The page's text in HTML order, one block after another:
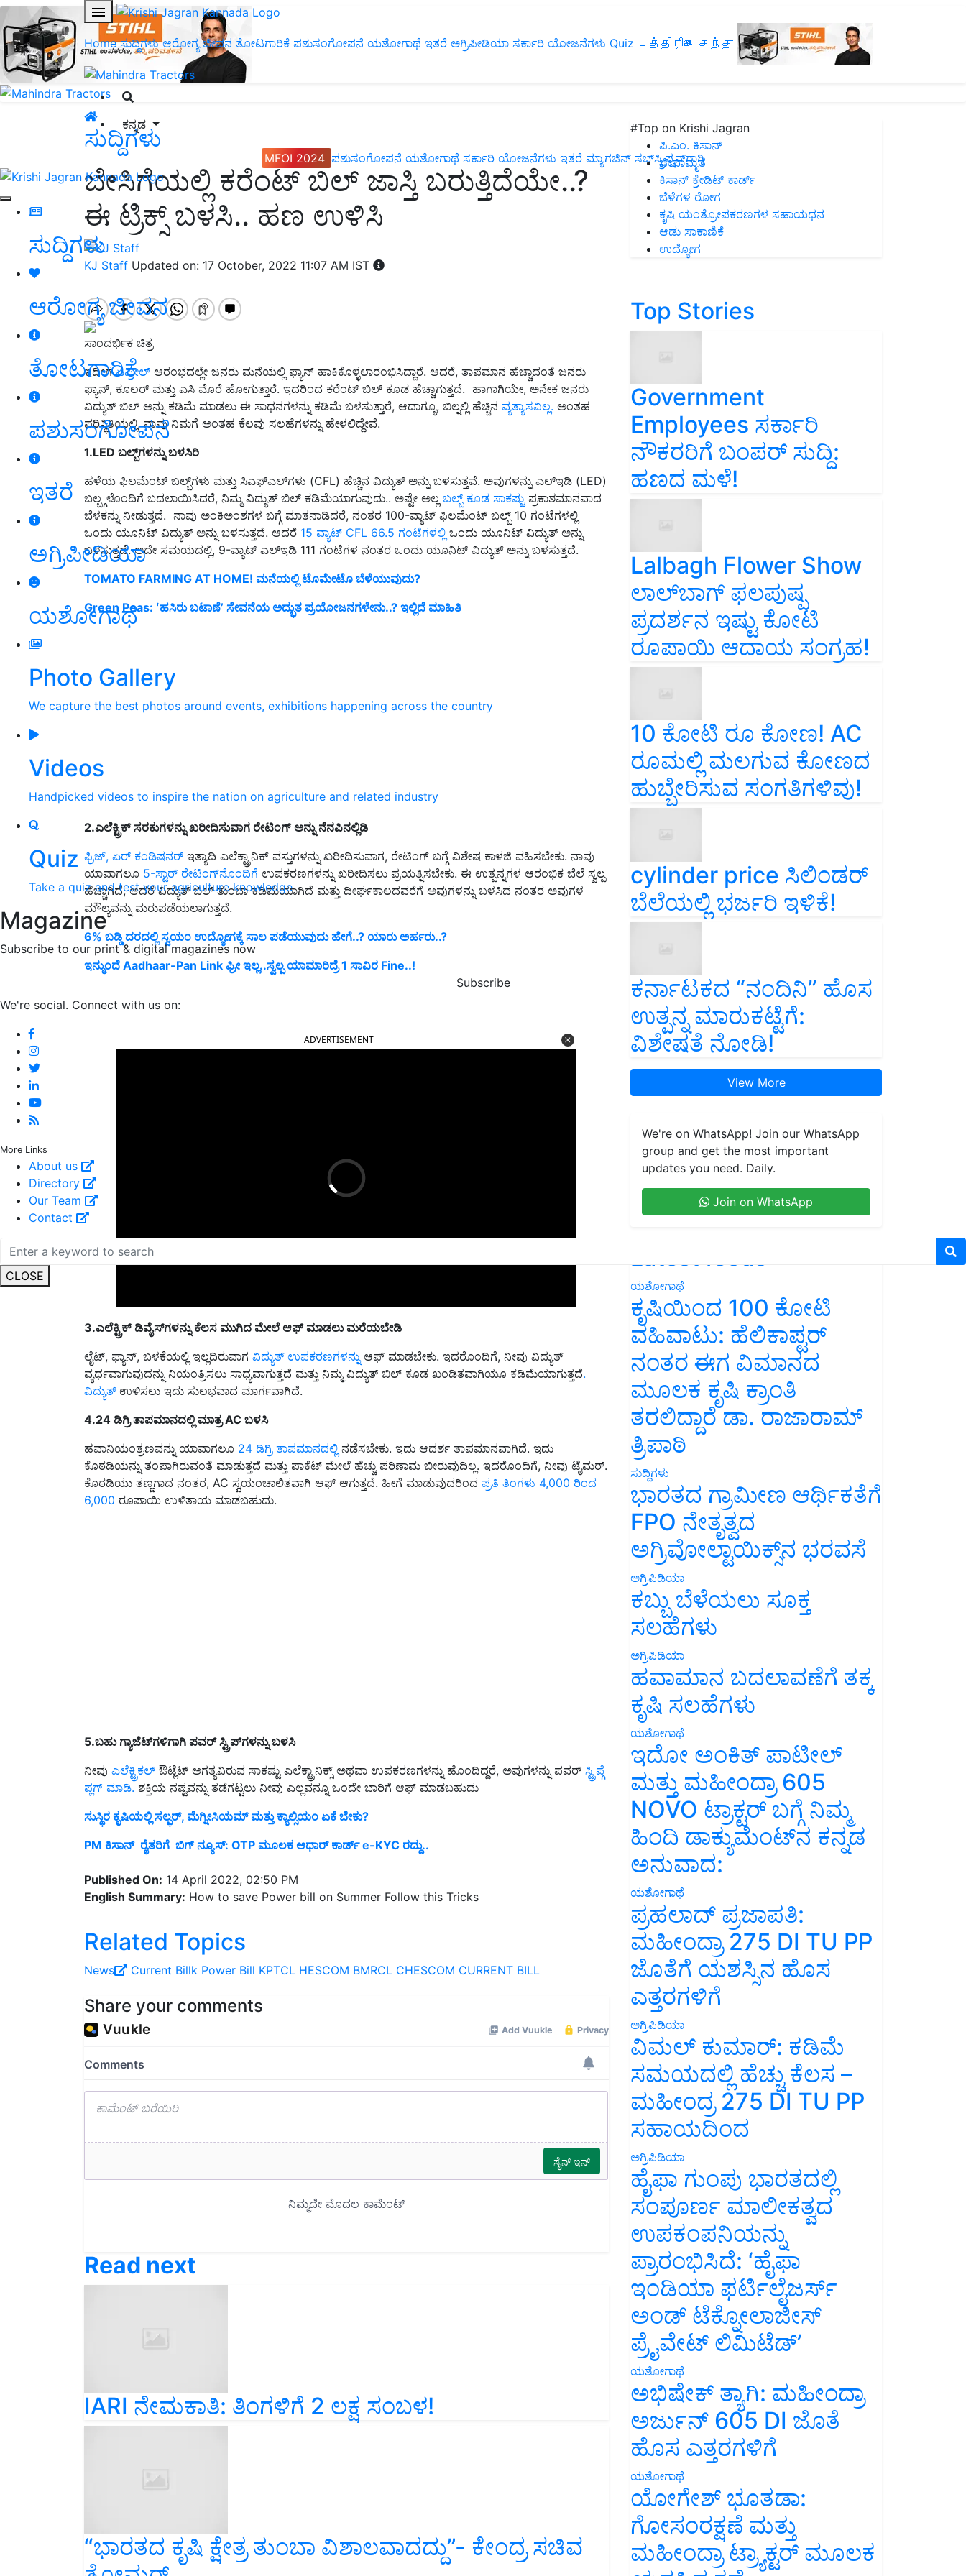
Home ಸುದ್ದಿಗಳು ಆರೋಗ್ಯ ಜೀವನ ತೋಟಗಾರಿಕೆ ಪಶುಸಂಗೋಪನೆ ಯಶೋಗಾಥೆ ಇತರೆ ಅಗ್ರಿಪೀಡಿಯಾ ಸರ್ಕಾರಿ ಯೋಜನೆಗಳು Quiz பத்திரிகை சந்தா
ಕನ್ನಡ
MFOI 2024 ಪಶುಸಂಗೋಪನೆ ಯಶೋಗಾಥೆ ಸರ್ಕಾರಿ ಯೋಜನೆಗಳು ಇತರೆ ಮ್ಯಾಗಜಿನ್‌ ಸಬ್‌ಸ್ಕ್ರಿಪ್ಷನ್‌ಗಾಗಿ
ಸುದ್ದಿಗಳು
ಆರೋಗ್ಯ ಜೀವನ
ತೋಟಗಾರಿಕೆ
ಪಶುಸಂಗೋಪನೆ
ಇತರೆ
ಅಗ್ರಿಪೀಡಿಯಾ
ಯಶೋಗಾಥೆ
Photo Gallery
We capture the best photos around events, exhibitions happening across the country
Videos
Handpicked videos to inspire the nation on agriculture and related industry
Quiz
Take a quiz and test your agriculture knowledge
Magazine
Subscribe to our print & digital magazines now
Subscribe
We're social. Connect with us on:
More Links
About us
Directory
Our Team
Contact
CLOSE
ಸುದ್ದಿಗಳು
ಬೇಸಿಗೆಯಲ್ಲಿ ಕರೆಂಟ್ ಬಿಲ್ ಜಾಸ್ತಿ ಬರುತ್ತಿದೆಯೇ..?
ಈ ಟ್ರಿಕ್ಸ್ ಬಳಸಿ.. ಹಣ ಉಳಿಸಿ
KJ Staff Updated on: 17 October, 2022 11:07 AM IST
ಸಾಂದರ್ಭಿಕ ಚಿತ್ರ
ಇದೀಗಏಪ್ರೀಲ್‌ ಆರಂಭದಲ್ಲೇ ಜನರು ಮನೆಯಲ್ಲಿ ಫ್ಯಾನ್ ಹಾಕಿಕೊಳ್ಳಲಾರಂಭಿಸಿದ್ದಾರೆ. ಆದರೆ, ತಾಪಮಾನ ಹೆಚ್ಚಾದಂತೆ ಜನರು
ಫ್ಯಾನ್, ಕೂಲರ್ ಮತ್ತು ಎಸಿ ಮೊರೆ ಹೋಗುತ್ತಾರೆ. ಇದರಿಂದ ಕರೆಂಟ್‌ ಬಿಲ್ ಕೂಡ ಹೆಚ್ಚಾಗುತ್ತದೆ. ಹಾಗಾಗಿಯೇ, ಅನೇಕ ಜನರು
ವಿದ್ಯುತ್ ಬಿಲ್ ಅನ್ನು ಕಡಿಮೆ ಮಾಡಲು ಈ ಸಾಧನಗಳನ್ನು ಕಡಿಮೆ ಬಳಸುತ್ತಾರೆ, ಆದಾಗ್ಯೂ, ಬಿಲ್ನಲ್ಲಿ ಹೆಚ್ಚಿನ ವ್ಯತ್ಯಾಸವಿಲ್ಲ. ಅಂತಹ
ಪರಿಸ್ಥಿತಿಯಲ್ಲಿ, ನಾವು ನಿಮಗೆ ಅಂತಹ ಕೆಲವು ಸಲಹೆಗಳನ್ನು ಹೇಳಲಿದ್ದೇವೆ.
1.LED ಬಲ್ಬ್‌ಗಳನ್ನು ಬಳಸಿರಿ
ಹಳೆಯ ಫಿಲಮೆಂಟ್ ಬಲ್ಬ್‌ಗಳು ಮತ್ತು ಸಿಎಫ್‌ಎಲ್‌ಗಳು (CFL) ಹೆಚ್ಚಿನ ವಿದ್ಯುತ್ ಅನ್ನು ಬಳಸುತ್ತವೆ. ಅವುಗಳನ್ನು ಎಲ್ಇಡಿ (LED)
ಬಲ್ಬ್ಗಳೊಂದಿಗೆ ಬದಲಾಯಿಸಿದರೆ, ನಿಮ್ಮ ವಿದ್ಯುತ್ ಬಿಲ್ ಕಡಿಮೆಯಾಗುವುದು.. ಅಷ್ಟೇ ಅಲ್ಲ ಬಲ್ಬ್‌ ಕೂಡ ಸಾಕಷ್ಟುಪ್ರಕಾಶಮಾನವಾದ
ಬೆಳಕನ್ನು ನೀಡುತ್ತದೆ. ನಾವು ಅಂಕಿಅಂಶಗಳ ಬಗ್ಗೆ ಮಾತನಾಡಿದರೆ, ನಂತರ 100-ವ್ಯಾಟ್ ಫಿಲಮೆಂಟ್ ಬಲ್ಬ್ 10 ಗಂಟೆಗಳಲ್ಲಿ
ಒಂದು ಯೂನಿಟ್ ವಿದ್ಯುತ್ ಅನ್ನು ಬಳಸುತ್ತದೆ. ಆದರೆ 15 ವ್ಯಾಟ್ CFL 66.5 ಗಂಟೆಗಳಲ್ಲಿ ಒಂದು ಯೂನಿಟ್ ವಿದ್ಯುತ್ ಅನ್ನು
ಬಳಸುತ್ತದೆ. ಅದೇ ಸಮಯದಲ್ಲಿ, 9-ವ್ಯಾಟ್ ಎಲ್ಇಡಿ 111 ಗಂಟೆಗಳ ನಂತರ ಒಂದು ಯೂನಿಟ್ ವಿದ್ಯುತ್ ಅನ್ನು ಬಳಸುತ್ತದೆ.
TOMATO FARMING AT HOME! ಮನೆಯಲ್ಲಿ ಟೊಮೇಟೊ ಬೆಳೆಯುವುದು?
Green Peas: ʻಹಸಿರು ಬಟಾಣೆʼ ಸೇವನೆಯ ಅದ್ಭುತ ಪ್ರಯೋಜನಗಳೇನು..? ಇಲ್ಲಿದೆ ಮಾಹಿತಿ
2.ಎಲೆಕ್ಟ್ರಿಕ್ ಸರಕುಗಳನ್ನು ಖರೀದಿಸುವಾಗ ರೇಟಿಂಗ್ ಅನ್ನು ನೆನಪಿನಲ್ಲಿಡಿ
ಫ್ರಿಜ್, ಏರ್ ಕಂಡಿಷನರ್ ಇತ್ಯಾದಿ ಎಲೆಕ್ಟ್ರಾನಿಕ್ ವಸ್ತುಗಳನ್ನು ಖರೀದಿಸುವಾಗ, ರೇಟಿಂಗ್ ಬಗ್ಗೆ ವಿಶೇಷ ಕಾಳಜಿ ವಹಿಸಬೇಕು. ನಾವು
ಯಾವಾಗಲೂ 5-ಸ್ಟಾರ್ ರೇಟಿಂಗ್‌ನೊಂದಿಗೆ ಉಪಕರಣಗಳನ್ನು ಖರೀದಿಸಲು ಪ್ರಯತ್ನಿಸಬೇಕು. ಈ ಉತ್ಪನ್ನಗಳ ಆರಂಭಿಕ ಬೆಲೆ ಸ್ವಲ್ಪ
ಹೆಚ್ಚಾಗಿದೆ, ಆದರೆ ವಿದ್ಯುತ್ ಬಿಲ್ ತುಂಬಾ ಕಡಿಮೆಯಾಗಿದೆ ಮತ್ತು ದೀರ್ಘಕಾಲದವರೆಗೆ ಅವುಗಳನ್ನು ಬಳಸಿದ ನಂತರ ಅವುಗಳ
ಮೌಲ್ಯವನ್ನು ಮರುಪಡೆಯಲಾಗುತ್ತದೆ.
6% ಬಡ್ಡಿ ದರದಲ್ಲಿ ಸ್ವಯಂ ಉದ್ಯೋಗಕ್ಕೆ ಸಾಲ ಪಡೆಯುವುದು ಹೇಗೆ..? ಯಾರು ಅರ್ಹರು..?
ಇನ್ಮುಂದೆ Aadhaar-Pan Link ಫ್ರೀ ಇಲ್ಲ..ಸ್ವಲ್ಪ ಯಾಮಾರಿದ್ರೆ 1 ಸಾವಿರ Fine..!
3.ಎಲೆಕ್ಟ್ರಿಕ್‌ ಡಿವೈಸ್‌ಗಳನ್ನು ಕೆಲಸ ಮುಗಿದ ಮೇಲೆ ಆಫ್ ಮಾಡಲು ಮರೆಯಬೇಡಿ
ಲೈಟ್, ಫ್ಯಾನ್, ಬಳಕೆಯಲ್ಲಿ ಇಲ್ಲದಿರುವಾಗ
ವ್ಯರ್ಥವಾಗುವುದನ್ನು ನಿಯಂತ್ರಿಸಲು ಸಾಧ್ಯವಾಗುತ್ತದೆ ಮತ್ತು ನಿಮ್ಮ ವಿದ್ಯುತ್ ಬಿಲ್ ಕೂಡ ಖಂಡಿತವಾಗಿಯೂ ಕಡಿಮೆಯಾಗುತ್ತದೆ
ವಿದ್ಯುತ್ಉಳಿಸಲು ಇದು ಸುಲಭವಾದ ಮಾರ್ಗವಾಗಿದೆ.
4.24 ಡಿಗ್ರಿ ತಾಪಮಾನದಲ್ಲಿ ಮಾತ್ರ AC ಬಳಸಿ
ಹವಾನಿಯಂತ್ರಣವನ್ನು ಯಾವಾಗಲೂ
ಕೊಠಡಿಯನ್ನು ತಂಪಾಗಿರುವಂತೆ ಮಾಡುತ್ತದೆ ಮತ್ತು ಪಾಕೆಟ್ ಮೇಲೆ ಹೆಚ್ಚು ಪರಿಣಾಮ ಬೀರುವುದಿಲ್ಲ. ಇದರೊಂದಿಗೆ, ನೀವು ಟೈಮರ್.
ಕೊಠಡಿಯು ತಣ್ಣಗಾದ ನಂತರ, AC ಸ್ವಯಂಚಾಲಿತವಾಗಿ ಆಫ್ ಆಗುತ್ತದೆ. ಹೀಗೆ ಮಾಡುವುದರಿಂದ ಪ್ರತಿ ತಿಂಗಳು 4,000 ರಿಂದ
6,000ರೂಪಾಯಿ ಉಳಿತಾಯ ಮಾಡಬಹುದು.
ಎಲೆಕ್ಟ್ರಿಕಲ್ ಔಟ್ಲೆಟ್ ಅಗತ್ಯವಿರುವ ಸಾಕಷ್ಟು ಎಲೆಕ್ಟ್ರಾನಿಕ್ಸ್ ಅಥವಾ ಉಪಕರಣಗಳನ್ನು ಹೊಂದಿದ್ದರೆ, ಅವುಗಳನ್ನು ಪವರ್
ಪ್ಲಗ್ ಮಾಡಿ.ಶಕ್ತಿಯ ನಷ್ಟವನ್ನು ತಡೆಗಟ್ಟಲು ನೀವು ಎಲ್ಲವನ್ನೂ ಒಂದೇ ಬಾರಿಗೆ ಆಫ್ ಮಾಡಬಹುದು
ಸುಸ್ಥಿರ ಕೃಷಿಯಲ್ಲಿ ಸಲ್ಫರ್, ಮೆಗ್ನೀಸಿಯಮ್ ಮತ್ತು ಕ್ಯಾಲ್ಸಿಯಂ ಏಕೆ ಬೇಕು?
PM ಕಿಸಾನ್‌ ರೈತರಿಗೆ ಬಿಗ್‌ ನ್ಯೂಸ್‌: OTP ಮೂಲಕ ಆಧಾರ್‌ ಕಾರ್ಡ್‌ e-KYC ರದ್ದು..
English Summary:How to save Power bill on Summer Follow this Tricks
Related Topics
News Current Billk Power Bill
IARI ನೇಮಕಾತಿ: ತಿಂಗಳಿಗೆ 2 ಲಕ್ಷ ಸಂಬಳ!
“ಭಾರತದ ಕೃಷಿ ಕ್ಷೇತ್ರ ತುಂಬಾ ವಿಶಾಲವಾದದ್ದು”- ಕೇಂದ್ರ ಸಚಿವ
ತೋಮರ್
#Top on Krishi Jagran
ಪಿ.ಎಂ. ಕಿಸಾನ್
ಜೀವಾಮೃತ
ಕಿಸಾನ್ ಕ್ರೇಡಿಟ್ ಕಾರ್ಡ್
ಬೆಳೆಗಳ ರೋಗ
ಕೃಷಿ ಯಂತ್ರೋಪಕರಣಗಳ ಸಹಾಯಧನ
ಆಡು ಸಾಕಾಣಿಕೆ
ಉದ್ಯೋಗ
Top Stories
Government
Employees ಸರ್ಕಾರಿ
ನೌಕರರಿಗೆ ಬಂಪರ್‌ ಸುದ್ದಿ:
ಹಣದ ಮಳೆ!
Lalbagh Flower Show
ಲಾಲ್‌ಬಾಗ್ ಫಲಪುಷ್ಪ
ಪ್ರದರ್ಶನ ಇಷ್ಟು ಕೋಟಿ
ರೂಪಾಯಿ ಆದಾಯ ಸಂಗ್ರಹ!
10 ಕೋಟಿ ರೂ ಕೋಣ! AC
ರೂಮಲ್ಲಿ ಮಲಗುವ ಕೋಣದ
ಹುಬ್ಬೇರಿಸುವ ಸಂಗತಿಗಳಿವು!
cylinder price ಸಿಲಿಂಡರ್‌
ಬೆಲೆಯಲ್ಲಿ ಭರ್ಜರಿ ಇಳಿಕೆ!
ಕರ್ನಾಟಕದ “ನಂದಿನಿ” ಹೊಸ
ಉತ್ಪನ್ನ ಮಾರುಕಟ್ಟೆಗೆ:
ವಿಶೇಷತೆ ನೋಡಿ!
View More
We're on WhatsApp! Join our WhatsApp
group and get the most important
updates you need. Daily.
Join on WhatsApp
Latest feeds
ಯಶೋಗಾಥೆ
ಕೃಷಿಯಿಂದ 100 ಕೋಟಿ
ವಹಿವಾಟು: ಹೆಲಿಕಾಪ್ಟರ್
ನಂತರ ಈಗ ವಿಮಾನದ
ಮೂಲಕ ಕೃಷಿ ಕ್ರಾಂತಿ
ತರಲಿದ್ದಾರೆ ಡಾ. ರಾಜಾರಾಮ್
ತ್ರಿಪಾಠಿ
ಸುದ್ದಿಗಳು
ಭಾರತದ ಗ್ರಾಮೀಣ ಆರ್ಥಿಕತೆಗೆ
FPO ನೇತೃತ್ವದ
ಅಗ್ರಿವೋಲ್ಟಾಯಿಕ್ಸ್‌ನ ಭರವಸೆ
ಅಗ್ರಿಪಿಡಿಯಾ
ಕಬ್ಬು ಬೆಳೆಯಲು ಸೂಕ್ತ
ಸಲಹೆಗಳು
ಅಗ್ರಿಪಿಡಿಯಾ
ಹವಾಮಾನ ಬದಲಾವಣೆಗೆ ತಕ್ಕ
ಕೃಷಿ ಸಲಹೆಗಳು
ಯಶೋಗಾಥೆ
ಇದೋ ಅಂಕಿತ್ ಪಾಟೀಲ್
ಮತ್ತು ಮಹೀಂದ್ರಾ 605
NOVO ಟ್ರಾಕ್ಟರ್ ಬಗ್ಗೆ ನಿಮ್ಮ
ಹಿಂದಿ ಡಾಕ್ಯುಮೆಂಟ್‌ನ ಕನ್ನಡ
ಅನುವಾದ:
ಯಶೋಗಾಥೆ
ಪ್ರಹಲಾದ್ ಪ್ರಜಾಪತಿ:
ಮಹೀಂದ್ರಾ 275 DI TU PP
ಜೊತೆಗೆ ಯಶಸ್ಸಿನ ಹೊಸ
ಎತ್ತರಗಳಿಗೆ
ಅಗ್ರಿಪಿಡಿಯಾ
ವಿಮಲ್ ಕುಮಾರ್: ಕಡಿಮೆ
ಸಮಯದಲ್ಲಿ ಹೆಚ್ಚು ಕೆಲಸ –
ಮಹೀಂದ್ರ 275 DI TU PP
ಸಹಾಯದಿಂದ
ಅಗ್ರಿಪಿಡಿಯಾ
ಹೈಫಾ ಗುಂಪು ಭಾರತದಲ್ಲಿ
ಸಂಪೂರ್ಣ ಮಾಲೀಕತ್ವದ
ಉಪಕಂಪನಿಯನ್ನು
ಪ್ರಾರಂಭಿಸಿದೆ: ‘ಹೈಫಾ
ಇಂಡಿಯಾ ಫರ್ಟಿಲೈಜರ್ಸ್
ಅಂಡ್ ಟೆಕ್ನೋಲಾಜೀಸ್
ಪ್ರೈವೇಟ್ ಲಿಮಿಟೆಡ್’
ಯಶೋಗಾಥೆ
ಅಭಿಷೇಕ್ ತ್ಯಾಗಿ: ಮಹೀಂದ್ರಾ
ಅರ್ಜುನ್ 605 DI ಜೊತೆ
ಹೊಸ ಎತ್ತರಗಳಿಗೆ
ಯಶೋಗಾಥೆ
ಯೋಗೇಶ್ ಭೂತಡಾ:
ಗೋಸಂರಕ್ಷಣೆ ಮತ್ತು
ಮಹೀಂದ್ರಾ ಟ್ರ್ಯಾಕ್ಟರ್ ಮೂಲಕ